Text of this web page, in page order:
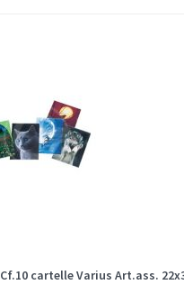
Cf.10 cartelle Varius Art.ass.